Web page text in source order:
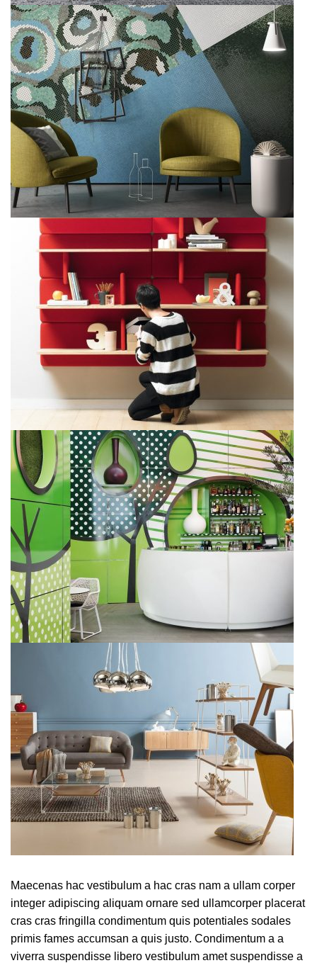
Maecenas hac vestibulum a hac cras nam a ullam corper
integer adipiscing aliquam ornare sed ullamcorper placerat
cras cras fringilla condimentum quis potentiales sodales
primis fames accumsan a quis justo. Condimentum a a
viverra suspendisse libero vestibulum amet suspendisse a